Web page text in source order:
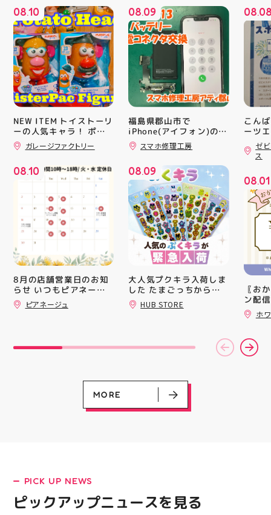
LATEST!
ピックアップニュース
08.10
NEW ITEM トイストーリ
ーの人気キャラ！ ポテ
トヘッド夫妻のフィギュ
アが登場！ ポテトのボ
み、 楽しい顔を作って
遊ぶ事が出来ます パー
るので色々楽しめますよ
#アメリカン雑貨 #アテ
ィ郡山 #福島県 #郡山駅
前 #郡山市
ガレージファクトリー
08.10
8月の店舗営業日のお知
らせ いつもピアネージ
ュをご利用いただき あ
りがとうございます 8月
15日は店舗をお休みさ
🧵定休日 火・水 イベ
ント出店の日もあります
ンダーをチェックしてい
皆さまをお待ちしていま
す #ピアネージュ #郡山
ハンドメイド #郡山ワー
ピアネージュ
08.09
福島県郡山市で
iPhone(アイフォン)の充
電口修理はスマホ修理工
房アティ郡山店なら即日
スマホ修理工房
08.09
大人気プクキラ入荷しま
した たまごっちからサ
ンリオまで 全13種類の
豊富なラインナップが勢
ず胸キュンしちゃうデザ
インばかり 集めたくな
定での入荷となりますの
で 気になっていた方、
まだGETできてない方は
売り切れる前にぜひお早
HUBSTORE 数量限定 新
商品入荷
HUB STORE
08.
こん
ーツ
ィ郡
「ゼ
つり
16(日
ィ館
を行
入り
対策
た、
ート(
買い
ツポ
録)画
だく
加す
ズな
ぜひ
熱い
ゼ
ス
08.01
〖お
ン配
ッパ
￥
ーポ
ース
ホ
MORE
PICK UP NEWS
ピックアップニュースを見る